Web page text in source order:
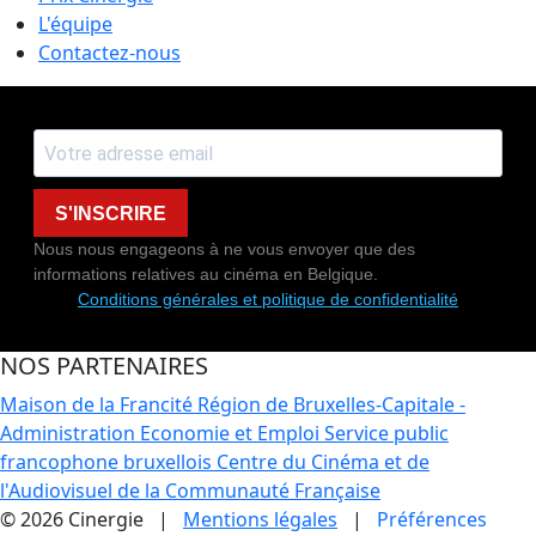
L'équipe
Contactez-nous
S'INSCRIRE
Nous nous engageons à ne vous envoyer que des
informations relatives au cinéma en Belgique.
Conditions générales et politique de confidentialité
NOS PARTENAIRES
Maison de la Francité Région de Bruxelles-Capitale -
Administration Economie et Emploi Service public
francophone bruxellois Centre du Cinéma et de
l'Audiovisuel de la Communauté Française
© 2026 Cinergie | Mentions légales | Préférences